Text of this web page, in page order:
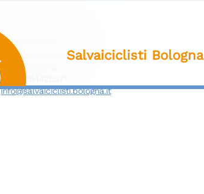
Salvaiciclisti Bologna
Salvaiciclisti Bologna
Via dell'Indipendenza 71/Z
40121 Bologna
C.F. 91364420371
info@salvaiciclisti.bologna.it